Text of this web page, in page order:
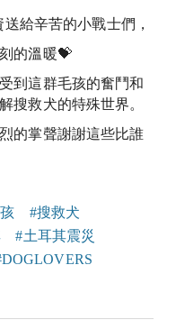
給辛苦的小戰士們，
的溫暖💝
到這群毛孩的奮鬥和
搜救犬的特殊世界。
的掌聲謝謝這些比誰
#搜救犬
#土耳其震災
DOGLOVERS